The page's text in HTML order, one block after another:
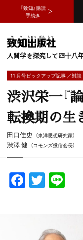
『致知』購読
手続き
人間学を探究して四十八
11 月号ピックアップ記事 ／対談
渋沢栄一『
転換期の生
田口佳史 （東洋思想研究家）
渋澤 健 （コモンズ投信会長）
F
a
T
w
er